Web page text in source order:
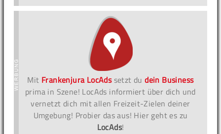
Mit Frankenjura LocAdssetzt dudein Business
prima in Szene! LocAds informiert über dich und
vernetzt dich mit allen Freizeit-Zielen deiner
Umgebung! Probier das aus! Hier geht es zu
LocAds!